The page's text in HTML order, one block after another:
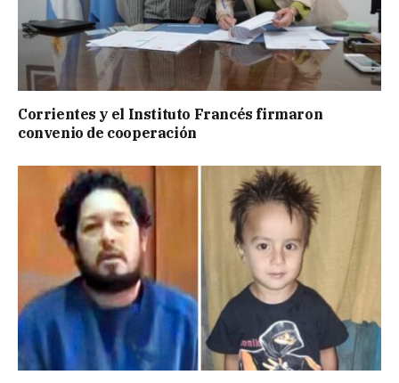
Corrientes y el Instituto Francés firmaron
convenio de cooperación